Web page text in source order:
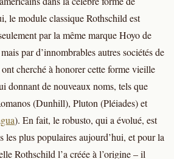
le module classique Rothschild est
par la même marque Hoyo de
par d’innombrables autres sociétés de
cherché à honorer cette forme vieille
donnant de nouveaux noms, tels que
(Dunhill), Pluton (Pléiades) et
). En fait, le robusto, qui a évolué, est
les plus populaires aujourd’hui, et pour la
Rothschild l’a créée à l’origine – il